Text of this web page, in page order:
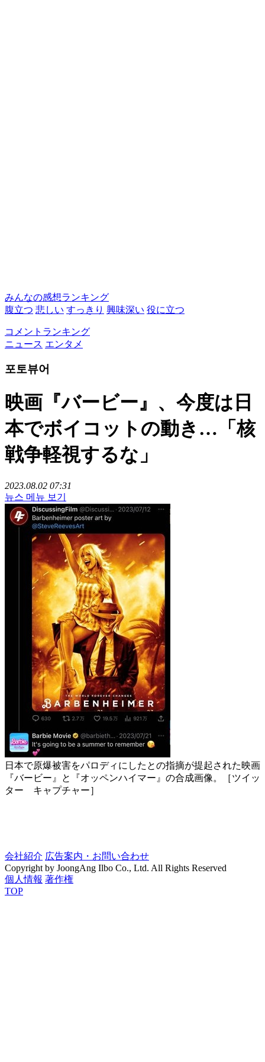
みんなの感想ランキング
腹立つ 悲しい すっきり 興味深い 役に立つ
コメントランキング
ニュース エンタメ
포토뷰어
映画『バービー』、今度は日
本でボイコットの動き…「核
戦争軽視するな」
2023.08.02 07:31
뉴스 메뉴 보기
日本で原爆被害をパロディにしたとの指摘が提起された映画
『バービー』と『オッペンハイマー』の合成画像。［ツイッ
ター キャプチャー］
会社紹介 広告案内・お問い合わせ
Copyright by JoongAng Ilbo Co., Ltd. All Rights Reserved
個人情報 著作権
TOP